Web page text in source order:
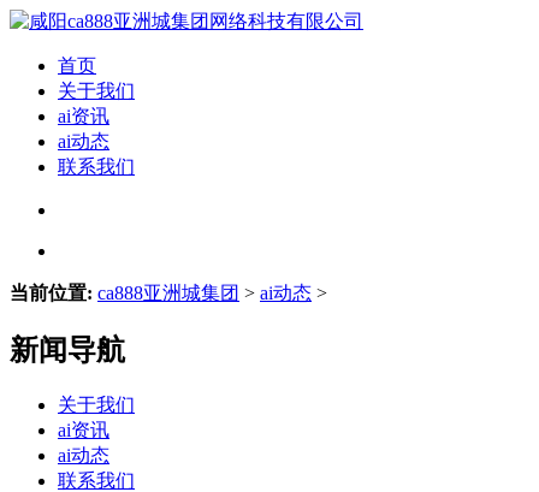
首页
关于我们
ai资讯
ai动态
联系我们
当前位置: ca888亚洲城集团 > ai动态 >
新闻导航
关于我们
ai资讯
ai动态
联系我们